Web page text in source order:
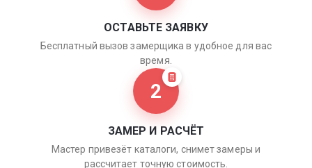
ОСТАВЬТЕ ЗАЯВКУ
Бесплатный вызов замерщика в удобное для вас
время.
2
ЗАМЕР И РАСЧЁТ
Мастер привезёт каталоги, снимет замеры и
рассчитает точную стоимость.